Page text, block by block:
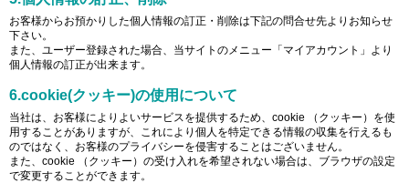
お客様からお預かりした個人情報の訂正・削除は下記の問合せ先よりお知らせ
下さい。
また、ユーザー登録された場合、当サイトのメニュー「マイアカウント」より
個人情報の訂正が出来ます。
6.cookie(クッキー)の使用について
当社は、お客様によりよいサービスを提供するため、cookie （クッキー）を使
用することがありますが、これにより個人を特定できる情報の収集を行えるも
のではなく、お客様のプライバシーを侵害することはございません。
また、cookie （クッキー）の受け入れを希望されない場合は、ブラウザの設定
で変更することができます。